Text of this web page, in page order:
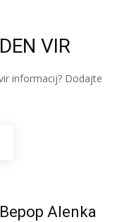
VIR
informacij? Dodajte
Alenka